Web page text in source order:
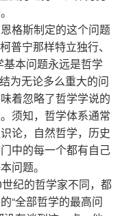
。
格斯制定的这个问题
普宁那样特立独行、
基本问题永远是哲学
为无论多么重大的问
着忽略了哲学学说的
须知，哲学体系通常
论，自然哲学，历史
中的每一个都有自己
本问题。
纪的哲学家不同，都
“全部哲学的最高问